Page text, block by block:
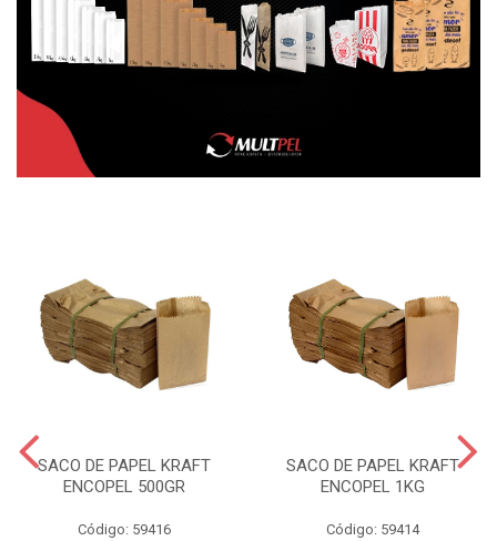
SACO DE PAPEL KRAFT
ENCOPEL 500GR
Código: 59416
SACO DE PAPEL KRAFT
ENCOPEL 1KG
Código: 59414